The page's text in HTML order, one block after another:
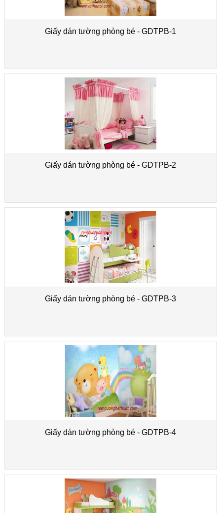
Giấy dán tường phòng bé - GDTPB-1
Giấy dán tường phòng bé - GDTPB-2
Giấy dán tường phòng bé - GDTPB-3
Giấy dán tường phòng bé - GDTPB-4